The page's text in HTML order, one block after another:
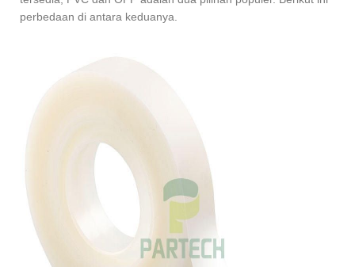
perbedaan di antara keduanya.